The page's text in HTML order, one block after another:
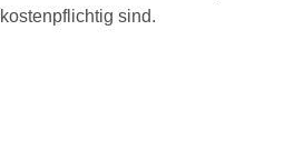
kostenpflichtig sind.